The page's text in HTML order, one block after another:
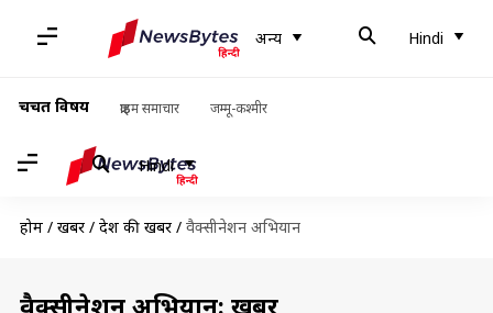
अन्य Hindi
चर्चित विषय क्राइम समाचार जम्मू-कश्मीर
Hindi
होम / खबरें / देश की खबरें / वैक्सीनेशन अभियान
वैक्सीनेशन अभियान: खबरें